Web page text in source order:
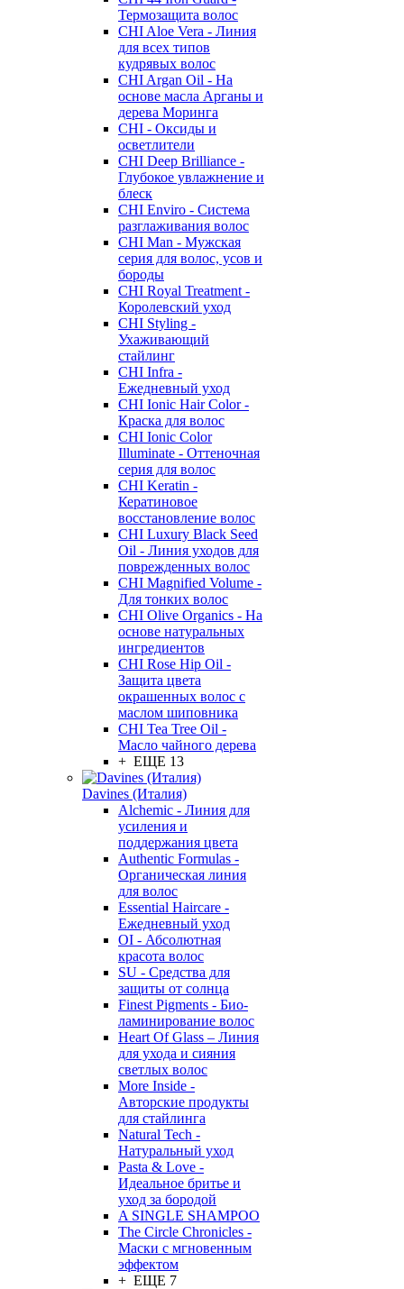
Термозащита волос
CHI Aloe Vera - Линия
для всех типов
кудрявых волос
CHI Argan Oil - На
основе масла Арганы и
дерева Моринга
CHI - Оксиды и
осветлители
CHI Deep Brilliance -
Глубокое увлажнение и
блеск
CHI Enviro - Система
разглаживания волос
CHI Man - Мужская
серия для волос, усов и
бороды
CHI Royal Treatment -
Королевский уход
CHI Styling -
Ухаживающий
стайлинг
CHI Infra -
Ежедневный уход
CHI Ionic Hair Color -
Краска для волос
CHI Ionic Color
Illuminate - Оттеночная
серия для волос
CHI Keratin -
Кератиновое
восстановление волос
CHI Luxury Black Seed
Oil - Линия уходов для
поврежденных волос
CHI Magnified Volume -
Для тонких волос
CHI Olive Organics - На
основе натуральных
ингредиентов
CHI Rose Hip Oil -
Защита цвета
окрашенных волос с
маслом шиповника
CHI Tea Tree Oil -
Масло чайного дерева
+ ЕЩЕ 13
Davines (Италия)
Alchemic - Линия для
усиления и
поддержания цвета
Authentic Formulas -
Органическая линия
для волос
Essential Haircare -
Eжедневный уход
OI - Абсолютная
красота волос
SU - Средства для
защиты от солнца
Finest Pigments - Био-
ламинирование волос
Heart Of Glass – Линия
для ухода и сияния
светлых волос
More Inside -
Авторские продукты
для стайлинга
Natural Tech -
Натуральный уход
Pasta & Love -
Идеальное бритье и
уход за бородой
A SINGLE SHAMPOO
The Circle Chronicles -
Маски с мгновенным
эффектом
+ ЕЩЕ 7